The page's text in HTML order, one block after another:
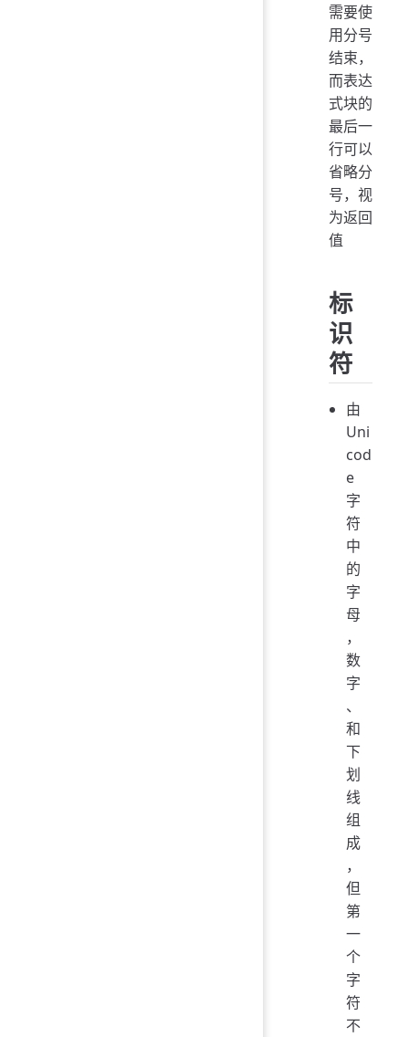
需要使
用分号
结束，
而表达
式块的
最后一
行可以
省略分
号，视
为返回
值
标
识
符
由
Uni
cod
e
字
符
中
的
字
母
，
数
字
、
和
下
划
线
组
成
，
但
第
一
个
字
符
不